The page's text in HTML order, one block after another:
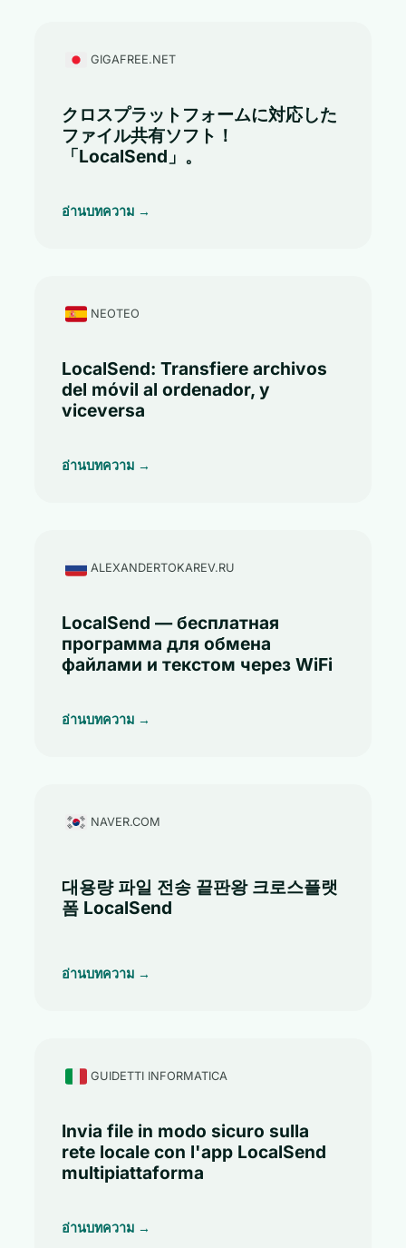
GIGAFREE.NET
クロスプラットフォームに対応した
ファイル共有ソフト！
「LocalSend」。
อ่านบทความ →
NEOTEO
LocalSend: Transfiere archivos
del móvil al ordenador, y
viceversa
อ่านบทความ →
ALEXANDERTOKAREV.RU
LocalSend — бесплатная
программа для обмена
файлами и текстом через WiFi
อ่านบทความ →
NAVER.COM
대용량 파일 전송 끝판왕 크로스플랫
폼 LocalSend
อ่านบทความ →
GUIDETTI INFORMATICA
Invia file in modo sicuro sulla
rete locale con l'app LocalSend
multipiattaforma
อ่านบทความ →